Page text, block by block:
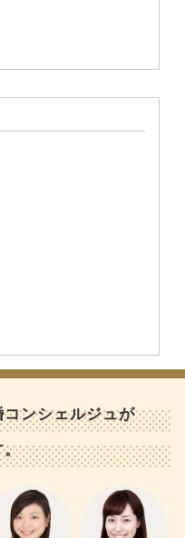
ンシェルジュが
。